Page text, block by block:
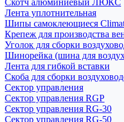
Скотч алюминиевый ЛЮКС
Лента уплотнительная
Шипы самоклеющиеся
Крепеж для производства
Уголок для сборки
Шинорейка (шина для
Лента для гибкой вставки
Скоба для сборки
Сектор управления
Сектор управления RGP
Сектор управления RG-30
Сектор управления RG-50